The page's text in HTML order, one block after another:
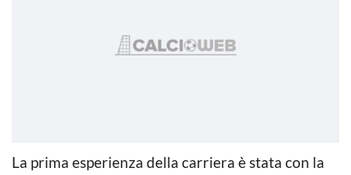
La prima esperienza della carriera è stata con la